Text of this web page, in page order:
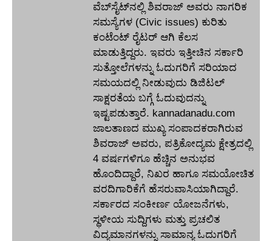
ವೆಬ್‌ಸೈಟ್‌ನಲ್ಲಿ ಶಿವರಾಜ್ ಅವರು ನಾಗರಿಕ
ಸಮಸ್ಯೆಗಳ (Civic issues) ಕುರಿತು
ಕಂಟೆಂಟ್ ರೈಟರ್ ಆಗಿ ಕೆಲಸ
ಮಾಡುತ್ತಿದ್ದರು. ಇವರು ಇತ್ತೀಚಿನ ಸರ್ಕಾರಿ
ಸುತ್ತೋಲೆಗಳನ್ನು ಓದುಗರಿಗೆ ಸರಿಯಾದ
ಸಮಯದಲ್ಲಿ ನೀಡುವುದು ಡಿಜಿಟಲ್
ಸಾಕ್ಷರತೆಯ ಬಗ್ಗೆ ಓದುವುದನ್ನು
ಇಷ್ಟಪಡುತ್ತಾರೆ. kannadanadu.com
ಜಾಲತಾಣದ ಮುಖ್ಯ ಸಂಪಾದಕರಾಗಿರುವ
ಶಿವರಾಜ್ ಅವರು, ಪತ್ರಿಕೋದ್ಯಮ ಕ್ಷೇತ್ರದಲ್ಲಿ
4 ವರ್ಷಗಳಿಗೂ ಹೆಚ್ಚಿನ ಅನುಭವ
ಹೊಂದಿದ್ದಾರೆ, ನಿಖರ ಹಾಗೂ ಸಮಯೋಚಿತ
ವರದಿಗಾರಿಕೆಗೆ ಹೆಸರುವಾಸಿಯಾಗಿದ್ದಾರೆ.
ಸರ್ಕಾರದ ಸಂಕೀರ್ಣ ಯೋಜನೆಗಳು,
ಸ್ಥಳೀಯ ಸುದ್ದಿಗಳು ಮತ್ತು ಪ್ರಚಲಿತ
ವಿದ್ಯಮಾನಗಳನ್ನು ಸಾಮಾನ್ಯ ಓದುಗರಿಗೆ